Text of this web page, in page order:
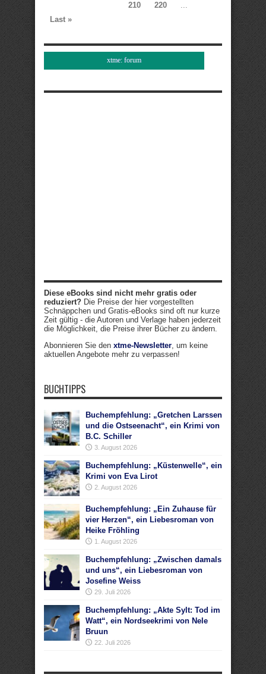
210
220
...
Last »
xtme: forum
Diese eBooks sind nicht mehr gratis oder
reduziert? Die Preise der hier vorgestellten
Schnäppchen und Gratis-eBooks sind oft nur kurze
Zeit gültig - die Autoren und Verlage haben jederzeit
die Möglichkeit, die Preise ihrer Bücher zu ändern.
Abonnieren Sie den xtme-Newsletter, um keine
aktuellen Angebote mehr zu verpassen!
BUCHTIPPS
Buchempfehlung: „Gretchen Larssen
und die Ostseenacht“, ein Krimi von
B.C. Schiller
3. August 2026
Buchempfehlung: „Küstenwelle“, ein
Krimi von Eva Lirot
2. August 2026
Buchempfehlung: „Ein Zuhause für
vier Herzen“, ein Liebesroman von
Heike Fröhling
1. August 2026
Buchempfehlung: „Zwischen damals
und uns“, ein Liebesroman von
Josefine Weiss
29. Juli 2026
Buchempfehlung: „Akte Sylt: Tod im
Watt“, ein Nordseekrimi von Nele
Bruun
22. Juli 2026